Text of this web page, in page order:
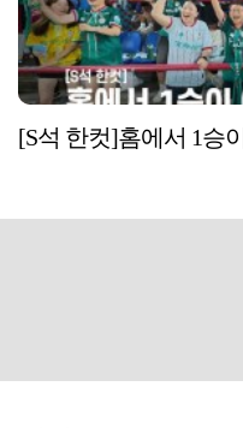
[S석 한컷]홈에서 1승